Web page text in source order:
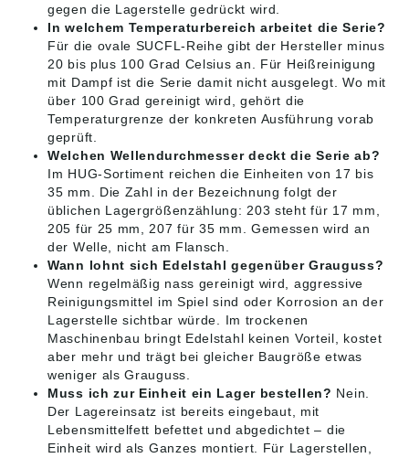
gegen die Lagerstelle gedrückt wird.
In welchem Temperaturbereich arbeitet die Serie?
Für die ovale SUCFL-Reihe gibt der Hersteller minus
20 bis plus 100 Grad Celsius an. Für Heißreinigung
mit Dampf ist die Serie damit nicht ausgelegt. Wo mit
über 100 Grad gereinigt wird, gehört die
Temperaturgrenze der konkreten Ausführung vorab
geprüft.
Welchen Wellendurchmesser deckt die Serie ab?
Im HUG-Sortiment reichen die Einheiten von 17 bis
35 mm. Die Zahl in der Bezeichnung folgt der
üblichen Lagergrößenzählung: 203 steht für 17 mm,
205 für 25 mm, 207 für 35 mm. Gemessen wird an
der Welle, nicht am Flansch.
Wann lohnt sich Edelstahl gegenüber Grauguss?
Wenn regelmäßig nass gereinigt wird, aggressive
Reinigungsmittel im Spiel sind oder Korrosion an der
Lagerstelle sichtbar würde. Im trockenen
Maschinenbau bringt Edelstahl keinen Vorteil, kostet
aber mehr und trägt bei gleicher Baugröße etwas
weniger als Grauguss.
Muss ich zur Einheit ein Lager bestellen? Nein.
Der Lagereinsatz ist bereits eingebaut, mit
Lebensmittelfett befettet und abgedichtet – die
Einheit wird als Ganzes montiert. Für Lagerstellen,